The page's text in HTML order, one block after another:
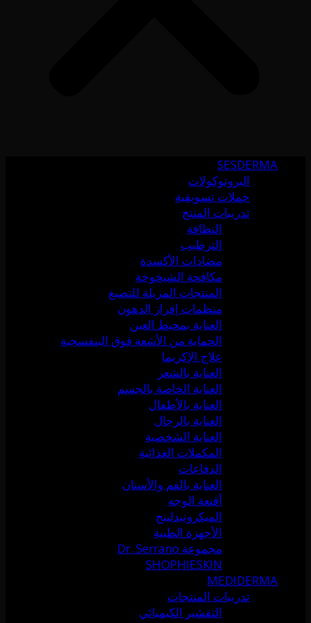
SESDERMA
البروتوكولات
حملات تسويقية
تدريبات المنتج
النظافة
الترطيب
مضادات الأكسدة
مكافحة الشيخوخة
المنتجات المزيلة للتصبغ
منظمات إفراز الدهون
العناية بمحيط العين
الحماية من الأشعة فوق البنفسجية
علاج الإكزيما
العناية بالشعر
العناية الخاصة بالجسم
العناية بالأطفال
العناية بالرجال
العناية الشخصية
المكملات الغذائية
الدفاعات
العناية بالفم والأسنان
أقنعة الوجه
الميكرونيدلينج
الأجهزة الطبية
مجموعة Dr. Serrano
SHOPHIESKIN
MEDIDERMA
تدريبات المنتجات
التقشير الكيميائي